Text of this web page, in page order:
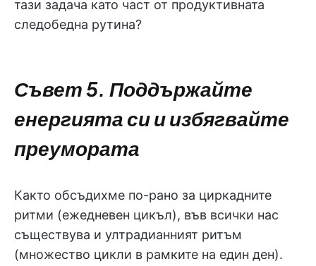
тази задача като част от продуктивната
следобедна рутина?
Съвет 5. Поддържайте
енергията си и избягвайте
преумората
Както обсъдихме по-рано за циркадните
ритми (ежедневен цикъл), във всички нас
съществува и ултрадианният ритъм
(множество цикли в рамките на един ден).